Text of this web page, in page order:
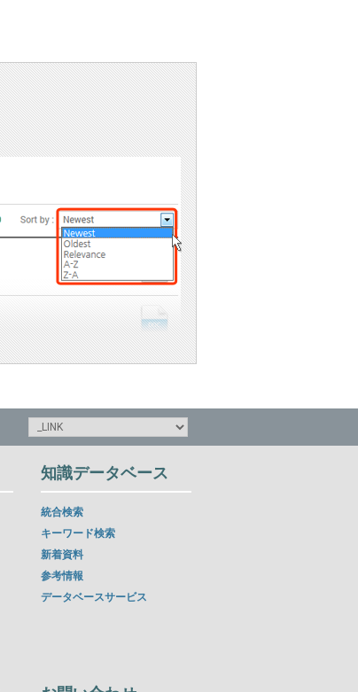
知識データベース
統合検索
キーワード検索
新着資料
参考情報
データベースサービス